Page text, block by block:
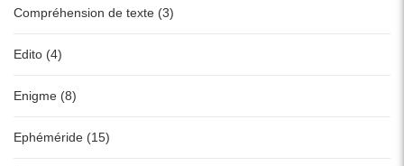
Compréhension de texte (3)
Edito (4)
Enigme (8)
Ephéméride (15)